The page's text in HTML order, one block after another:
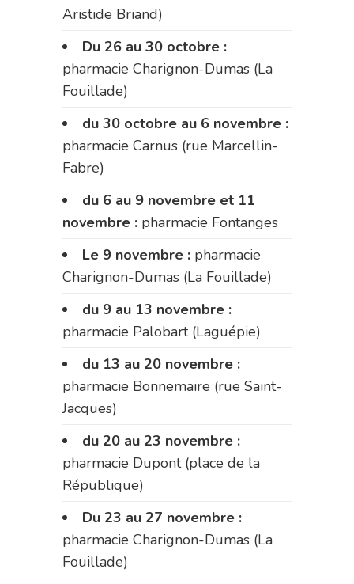
Aristide Briand)
Du 26 au 30 octobre :
pharmacie Charignon-Dumas (La
Fouillade)
du 30 octobre au 6 novembre :
pharmacie Carnus (rue Marcellin-
Fabre)
du 6 au 9 novembre et 11
novembre : pharmacie Fontanges
Le 9 novembre : pharmacie
Charignon-Dumas (La Fouillade)
du 9 au 13 novembre :
pharmacie Palobart (Laguépie)
du 13 au 20 novembre :
pharmacie Bonnemaire (rue Saint-
Jacques)
du 20 au 23 novembre :
pharmacie Dupont (place de la
République)
Du 23 au 27 novembre :
pharmacie Charignon-Dumas (La
Fouillade)